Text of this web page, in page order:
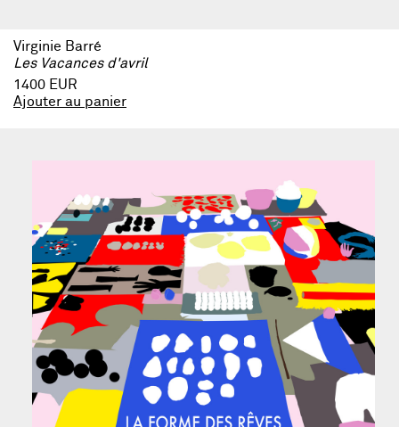
Virginie Barré
Les Vacances d'avril
1400 EUR
Ajouter au panier